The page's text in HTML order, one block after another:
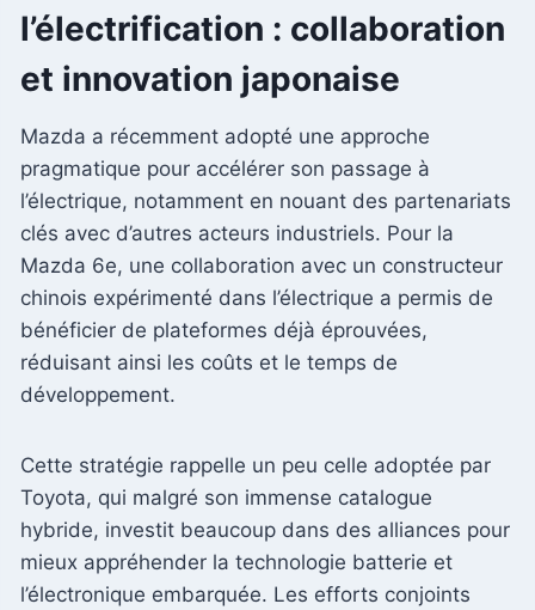
l’électrification : collaboration
et innovation japonaise
Mazda a récemment adopté une approche
pragmatique pour accélérer son passage à
l’électrique, notamment en nouant des partenariats
clés avec d’autres acteurs industriels. Pour la
Mazda 6e, une collaboration avec un constructeur
chinois expérimenté dans l’électrique a permis de
bénéficier de plateformes déjà éprouvées,
réduisant ainsi les coûts et le temps de
développement.
Cette stratégie rappelle un peu celle adoptée par
Toyota, qui malgré son immense catalogue
hybride, investit beaucoup dans des alliances pour
mieux appréhender la technologie batterie et
l’électronique embarquée. Les efforts conjoints